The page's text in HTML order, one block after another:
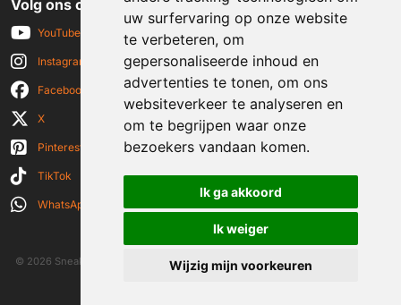
uw surfervaring op onze website
te verbeteren, om
gepersonaliseerde inhoud en
advertenties te tonen, om ons
websiteverkeer te analyseren en
om te begrijpen waar onze
bezoekers vandaan komen.
Ik ga akkoord
Ik weiger
Wijzig mijn voorkeuren
Volg ons op social media
YouTube
Instagram
Facebook
X
Pinterest
TikTok
WhatsApp
© 2026 Sneakerplaats.nl Algemene voorwaarden | Disclaimer